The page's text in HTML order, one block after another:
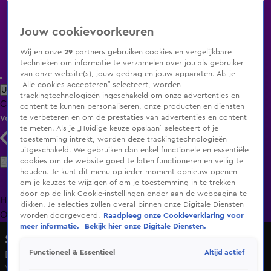
Uitzending Gemist Populaire programma's Zenders Genres
ClipsFilmsRadioSmart TV inlogShop
Volg KIJK
Zoeken
HomeUitzending Gemist Programma's De Bondgenoten
OranjezomerLivestreamsShop
Sky Radio
DI-RECT gaat hun eigen hits blind ranken!
Vr 13 mrt, 15:19
Jouw cookievoorkeuren
Wij en onze29 partners gebruiken cookies en vergelijkbare
technieken om informatie te verzamelen over jou als gebruiker
van onze website(s), jouw gedrag en jouw apparaten. Als je
„Alle cookies accepteren” selecteert, worden
trackingtechnologieën ingeschakeld om onze advertenties en
content te kunnen personaliseren, onze producten en diensten
te verbeteren en om de prestaties van advertenties en content
te meten. Als je „Huidige keuze opslaan” selecteert of je
toestemming intrekt, worden deze trackingtechnologieën
uitgeschakeld. We gebruiken dan enkel functionele en essentiële
cookies om de website goed te laten functioneren en veilig te
houden. Je kunt dit menu op ieder moment opnieuw openen
om je keuzes te wijzigen of om je toestemming in te trekken
door op de link Cookie-instellingen onder aan de webpagina te
klikken. Je selecties zullen overal binnen onze Digitale Diensten
worden doorgevoerd.
Raadpleeg onze Cookieverklaring voor
meer informatie.
Bekijk hier onze Digitale Diensten.
Functioneel & Essentieel Altijd actief